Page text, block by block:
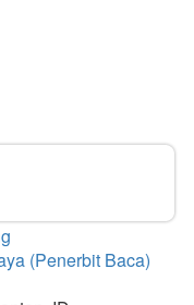
(Penerbit Baca)